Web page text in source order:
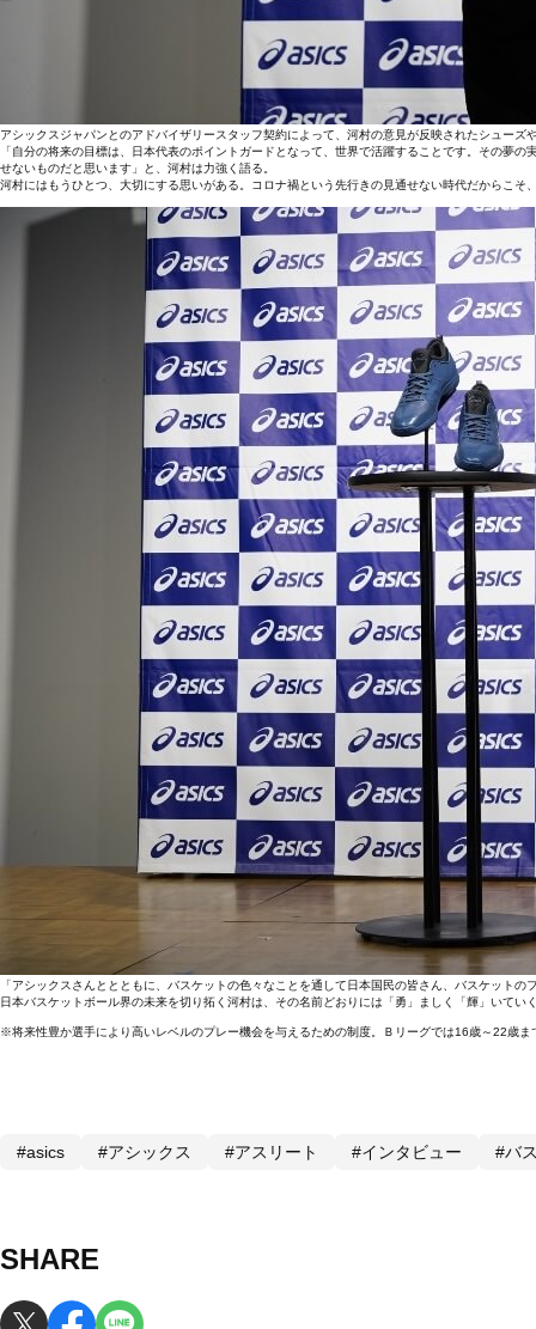
アシックスジャパンとのアドバイザリースタッフ契約によって、河村の意見が反映されたシューズ
「自分の将来の目標は、日本代表のポイントガードとなって、世界で活躍することです。その夢
せないものだと思います」と、河村は力強く語る。
河村にはもうひとつ、大切にする思いがある。コロナ禍という先行きの見通せない時代だからこ
「アシックスさんととともに、バスケットの色々なことを通して日本国民の皆さん、バスケット
日本バスケットボール界の未来を切り拓く河村は、その名前どおりには「勇」ましく「輝」いてい
※将来性豊か選手により高いレベルのプレー機会を与えるための制度。Ｂリーグでは16歳～22歳
#asics #アシックス #アスリート #インタビュー #バ
SHARE